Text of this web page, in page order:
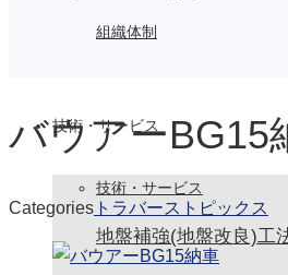
組織体制
技術・サービス
技術・サービス
地盤補強(地盤改良)工
バウアーBG15
Categories トラバーストピックス